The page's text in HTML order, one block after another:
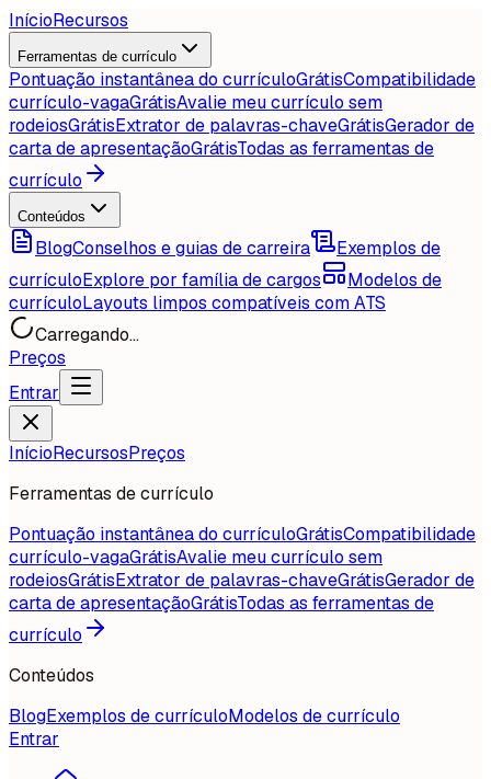
InícioRecursos
Ferramentas de currículo
Pontuação instantânea do currículoGrátisCompatibilidade
currículo-vagaGrátisAvalie meu currículo sem
rodeiosGrátisExtrator de palavras-chaveGrátisGerador de
carta de apresentaçãoGrátisTodas as ferramentas de
currículo
Conteúdos
BlogConselhos e guias de carreira
Exemplos de
currículoExplore por família de cargos
Modelos de
currículoLayouts limpos compatíveis com ATS
Carregando...
Preços
Entrar
InícioRecursosPreços
Ferramentas de currículo
Pontuação instantânea do currículoGrátisCompatibilidade
currículo-vagaGrátisAvalie meu currículo sem
rodeiosGrátisExtrator de palavras-chaveGrátisGerador de
carta de apresentaçãoGrátisTodas as ferramentas de
currículo
Conteúdos
BlogExemplos de currículoModelos de currículo
Entrar